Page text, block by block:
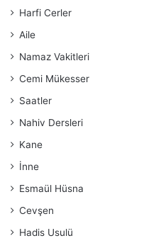
Harfi Cerler
Aile
Namaz Vakitleri
Cemi Mükesser
Saatler
Nahiv Dersleri
Kane
İnne
Esmaül Hüsna
Cevşen
Hadis Usulü